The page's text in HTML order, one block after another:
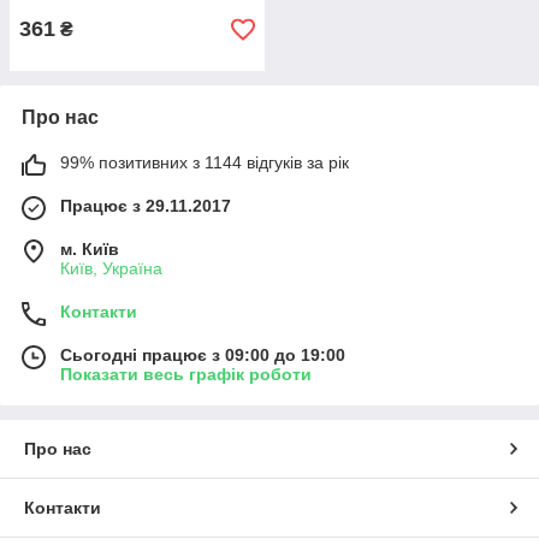
361 ₴
Про нас
99% позитивних з 1144 відгуків за рік
Працює з 29.11.2017
м. Київ
Київ, Україна
Контакти
Сьогодні працює з 09:00 до 19:00
Показати весь графік роботи
Про нас
Контакти